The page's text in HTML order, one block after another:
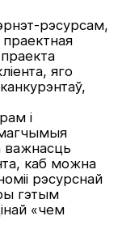
рэсурсам,
яго
і
важнасць
каб можна
рэсурснай
гэтым
«чем